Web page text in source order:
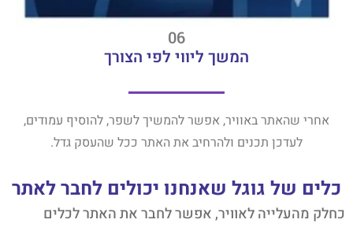
06
המשך ליווי לפי הצורך
אחרי שהאתר באוויר, אפשר להמשיך לשפר, להוסיף עמודים,
לעדכן תכנים ולהרחיב את האתר ככל שהעסק גדל.
כלים של גוגל שאנחנו יכולים לחבר לאתר
כחלק מהעלייה לאוויר, אפשר לחבר את האתר לכלים